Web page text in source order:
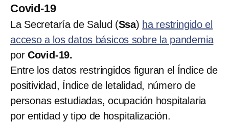
Covid-19
La Secretaría de Salud (Ssa) ha restringido el
acceso a los datos básicos sobre la pandemia
por Covid-19.
Entre los datos restringidos figuran el Índice de
positividad, Índice de letalidad, número de
personas estudiadas, ocupación hospitalaria
por entidad y tipo de hospitalización.